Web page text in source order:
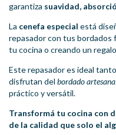
garantiza suavidad,
La cenefa especial está
repasador con tus bordados
tu cocina o creando un
Este repasador es ideal
disfrutan del bordado
práctico y versátil.
Transformá tu cocina con
de la calidad que solo el